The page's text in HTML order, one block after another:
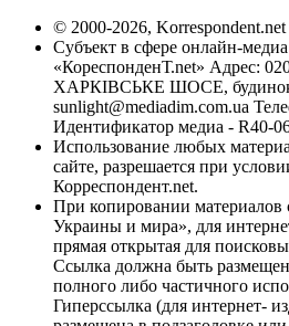
© 2000-2026, Korrespondent.net
Субъект в сфере онлайн-
«КореспонденТ.net» Адрес:
ХАРКІВСЬКЕ ШОСЕ, будинок
sunlight@mediadim.com.ua
Идентификатор медиа - R40-
Использование любых
сайте, разрешается при
Корреспондент.net.
При копировании материалов
Украины и мира», для
прямая открытая для
Ссылка должна быть
полного либо частичного
Гиперссылка (для интернет-